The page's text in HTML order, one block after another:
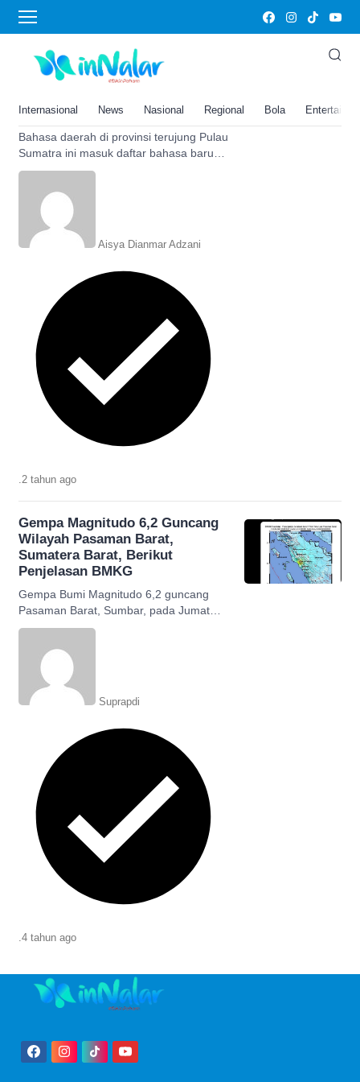
Internasional News Nasional Regional Bola
sumatra
Google Translate Ketambahan
110 Bahasa Baru, Penutur
Ini Patut Bangga!
Bahasa daerah di provinsi terujung Pulau
Sumatra ini masuk daftar bahasa baru
Google Translate, simak selengkapnya.
Aisya Dianmar Adzani
.2 tahun ago
Gempa Magnitudo 6,2 Guncang
Wilayah Pasaman Barat,
Sumatera Barat, Berikut
Penjelasan BMKG
Gempa Bumi Magnitudo 6,2 guncang
Pasaman Barat, Sumbar, pada Jumat
pagi pukul 08.39 WIB, 25 Februari 2022
Suprapdi
4 tahun ago